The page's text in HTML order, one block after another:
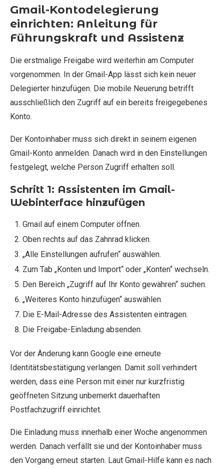
Gmail-Kontodelegierung
einrichten: Anleitung für
Führungskraft und Assistenz
Die erstmalige Freigabe wird weiterhin am Computer
vorgenommen. In der Gmail-App lässt sich kein neuer
Delegierter hinzufügen. Die mobile Neuerung betrifft
ausschließlich den Zugriff auf ein bereits freigegebenes
Konto.
Der Kontoinhaber muss sich direkt in seinem eigenen
Gmail-Konto anmelden. Danach wird in den Einstellungen
festgelegt, welche Person Zugriff erhalten soll.
Schritt 1: Assistenten im Gmail-
Webinterface hinzufügen
Gmail auf einem Computer öffnen.
Oben rechts auf das Zahnrad klicken.
„Alle Einstellungen aufrufen“ auswählen.
Zum Tab „Konten und Import“ oder „Konten“ wechseln.
Den Bereich „Zugriff auf Ihr Konto gewähren“ suchen.
„Weiteres Konto hinzufügen“ auswählen.
Die E-Mail-Adresse des Assistenten eintragen.
Die Freigabe-Einladung absenden.
Vor der Änderung kann Google eine erneute
Identitätsbestätigung verlangen. Damit soll verhindert
werden, dass eine Person mit einer nur kurzfristig
geöffneten Sitzung unbemerkt dauerhaften
Postfachzugriff einrichtet.
Die Einladung muss innerhalb einer Woche angenommen
werden. Danach verfällt sie und der Kontoinhaber muss
den Vorgang erneut starten. Laut Gmail-Hilfe kann es nach